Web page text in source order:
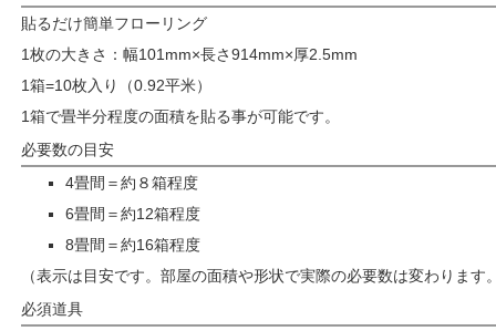
貼るだけ簡単フローリング
1枚の大きさ：幅101mm×長さ914mm×厚2.5mm
1箱=10枚入り（0.92平米）
1箱で畳半分程度の面積を貼る事が可能です。
必要数の目安
4畳間＝約８箱程度
6畳間＝約12箱程度
8畳間＝約16箱程度
（表示は目安です。部屋の面積や形状で実際の必要数は変わります
必須道具